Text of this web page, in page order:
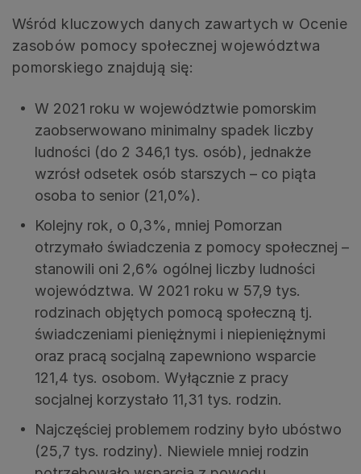
Wśród kluczowych danych zawartych w Ocenie
zasobów pomocy społecznej województwa
pomorskiego znajdują się:
W 2021 roku w województwie pomorskim
zaobserwowano minimalny spadek liczby
ludności (do 2 346,1 tys. osób), jednakże
wzrósł odsetek osób starszych – co piąta
osoba to senior (21,0%).
Kolejny rok, o 0,3%, mniej Pomorzan
otrzymało świadczenia z pomocy społecznej –
stanowili oni 2,6% ogólnej liczby ludności
województwa. W 2021 roku w 57,9 tys.
rodzinach objętych pomocą społeczną tj.
świadczeniami pieniężnymi i niepieniężnymi
oraz pracą socjalną zapewniono wsparcie
121,4 tys. osobom. Wyłącznie z pracy
socjalnej korzystało 11,31 tys. rodzin.
Najczęściej problemem rodziny było ubóstwo
(25,7 tys. rodziny). Niewiele mniej rodzin